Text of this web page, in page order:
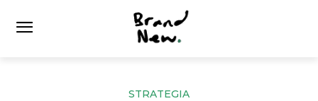
STRATEGIA